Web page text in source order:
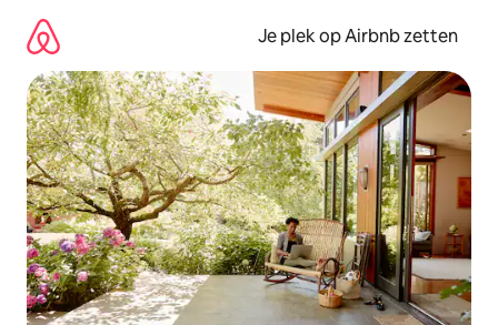
direct
naar
inhoud
Je plek op Airbnb zetten